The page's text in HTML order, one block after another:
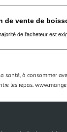
de vente de
de l'acheteur est
santé, à consommer
les repas.